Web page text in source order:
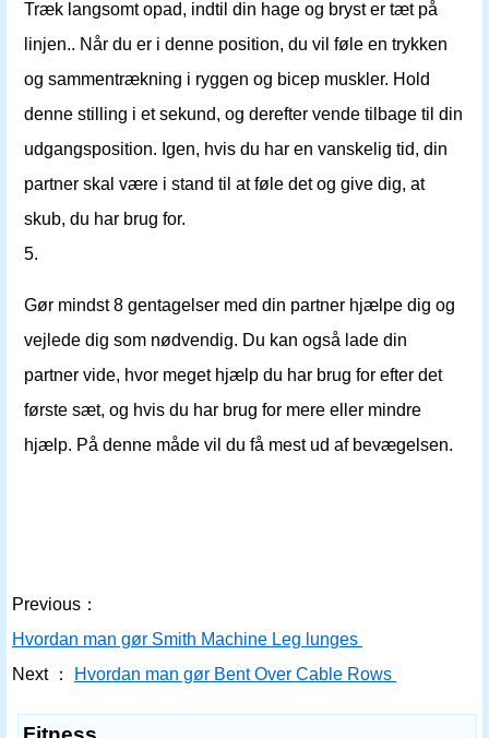
Træk langsomt opad, indtil din hage og bryst er tæt på
linjen.. Når du er i denne position, du vil føle en trykken
og sammentrækning i ryggen og bicep muskler. Hold
denne stilling i et sekund, og derefter vende tilbage til din
udgangsposition. Igen, hvis du har en vanskelig tid, din
partner skal være i stand til at føle det og give dig, at
skub, du har brug for.
5.
Gør mindst 8 gentagelser med din partner hjælpe dig og
vejlede dig som nødvendig. Du kan også lade din
partner vide, hvor meget hjælp du har brug for efter det
første sæt, og hvis du har brug for mere eller mindre
hjælp. På denne måde vil du få mest ud af bevægelsen.
Previous：
Hvordan man gør Smith Machine Leg lunges
Next ：
Hvordan man gør Bent Over Cable Rows